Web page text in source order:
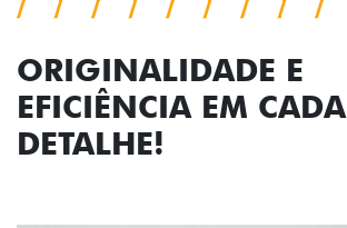
ORIGINALIDADE E
EFICIÊNCIA EM CADA
DETALHE!